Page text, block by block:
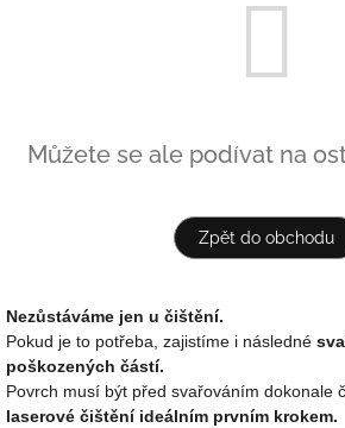
Můžete se ale podívat na
Zpět do obchodu
Nezůstáváme jen u čištění.
Pokud je to potřeba, zajistíme i následné
poškozených částí.
Povrch musí být před svařováním dokonale
laserové čištění ideálním prvním krokem.